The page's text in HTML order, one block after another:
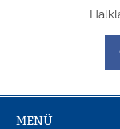
MENÜ